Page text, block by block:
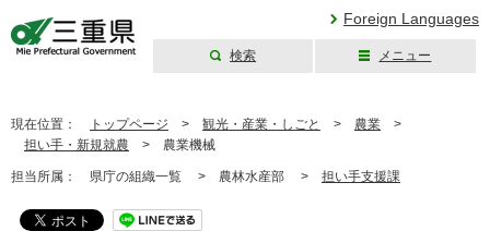
Foreign Languages
検索 メニュー
現在位置： トップページ > 観光・産業・しごと > 農業 >
担い手・新規就農 > 農業機械
担当所属： 県庁の組織一覧 > 農林水産部 > 担い手支援課